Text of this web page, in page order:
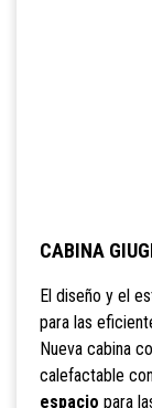
CABINA
El diseño y el
para las
Nueva cabina
calefactable
espacio para